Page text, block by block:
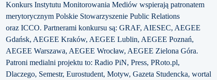
Konkurs Instytutu Monitorowania Mediów wspierają patronatem
merytorycznym Polskie Stowarzyszenie Public Relations
oraz ICCO. Partnerami konkursu są: GRAF, AIESEC, AEGEE
Gdańsk, AEGEE Kraków, AEGEE Lublin, AEGEE Poznań,
AEGEE Warszawa, AEGEE Wrocław, AEGEE Zielona Góra.
Patroni medialni projektu to: Radio PiN, Press, PRoto.pl,
Dlaczego, Semestr, Eurostudent, Motyw, Gazeta Studencka, wortal